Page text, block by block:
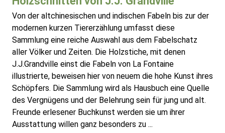
Von der altchinesischen und indischen Fabeln bis zur der
modernen kurzen Tiererzählung umfasst diese
Sammlung eine reiche Auswahl aus dem Fabelschatz
aller Völker und Zeiten. Die Holzstiche, mit denen
J.J.Grandville einst die Fabeln von La Fontaine
illustrierte, beweisen hier von neuem die hohe Kunst ihres
Schöpfers. Die Sammlung wird als Hausbuch eine Quelle
des Vergnügens und der Belehrung sein für jung und alt.
Freunde erlesener Buchkunst werden sie um ihrer
Ausstattung willen ganz besonders zu ...